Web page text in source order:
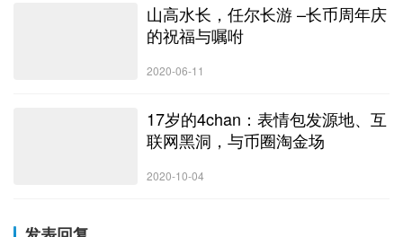
山高水长，任尔长游 –长币周年庆
的祝福与嘱咐
2020-06-11
17岁的4chan：表情包发源地、互
联网黑洞，与币圈淘金场
2020-10-04